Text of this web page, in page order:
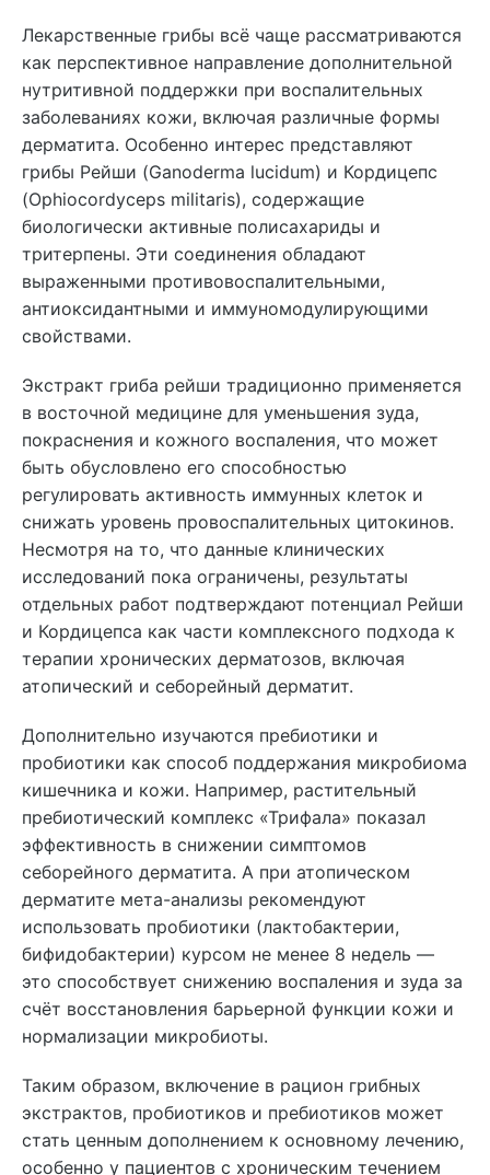
Лекарственные грибы всё чаще рассматриваются
как перспективное направление дополнительной
нутритивной поддержки при воспалительных
заболеваниях кожи, включая различные формы
дерматита. Особенно интерес представляют
грибы Рейши (Ganoderma lucidum) и Кордицепс
(Ophiocordyceps militaris), содержащие
биологически активные полисахариды и
тритерпены. Эти соединения обладают
выраженными противовоспалительными,
антиоксидантными и иммуномодулирующими
свойствами.
Экстракт гриба рейши традиционно применяется
в восточной медицине для уменьшения зуда,
покраснения и кожного воспаления, что может
быть обусловлено его способностью
регулировать активность иммунных клеток и
снижать уровень провоспалительных цитокинов.
Несмотря на то, что данные клинических
исследований пока ограничены, результаты
отдельных работ подтверждают потенциал Рейши
и Кордицепса как части комплексного подхода к
терапии хронических дерматозов, включая
атопический и себорейный дерматит.
Дополнительно изучаются пребиотики и
пробиотики как способ поддержания микробиома
кишечника и кожи. Например, растительный
пребиотический комплекс «Трифала» показал
эффективность в снижении симптомов
себорейного дерматита. А при атопическом
дерматите мета-анализы рекомендуют
использовать пробиотики (лактобактерии,
бифидобактерии) курсом не менее 8 недель —
это способствует снижению воспаления и зуда за
счёт восстановления барьерной функции кожи и
нормализации микробиоты.
Таким образом, включение в рацион грибных
экстрактов, пробиотиков и пребиотиков может
стать ценным дополнением к основному лечению,
особенно у пациентов с хроническим течением